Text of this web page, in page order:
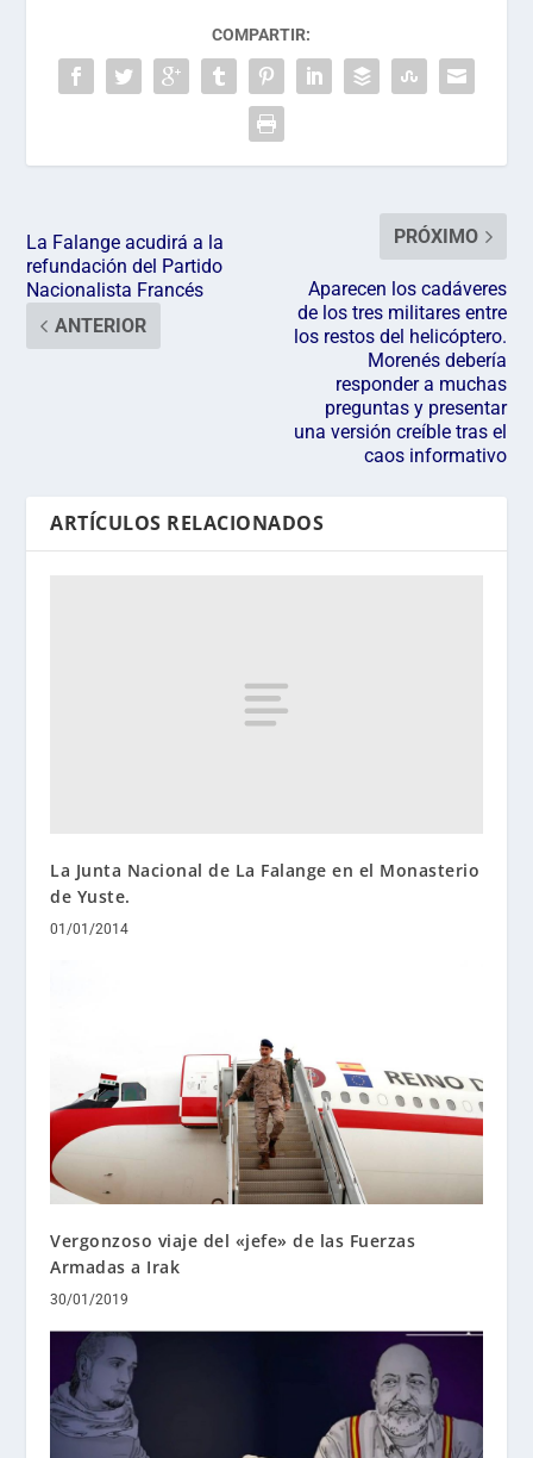
COMPARTIR:
La Falange acudirá a la
refundación del Partido
Nacionalista Francés
ANTERIOR
PRÓXIMO
Aparecen los cadáveres
de los tres militares entre
los restos del helicóptero.
Morenés debería
responder a muchas
preguntas y presentar
una versión creíble tras el
caos informativo
ARTÍCULOS RELACIONADOS
La Junta Nacional de La Falange en el Monasterio
de Yuste.
01/01/2014
Vergonzoso viaje del «jefe» de las Fuerzas
Armadas a Irak
30/01/2019